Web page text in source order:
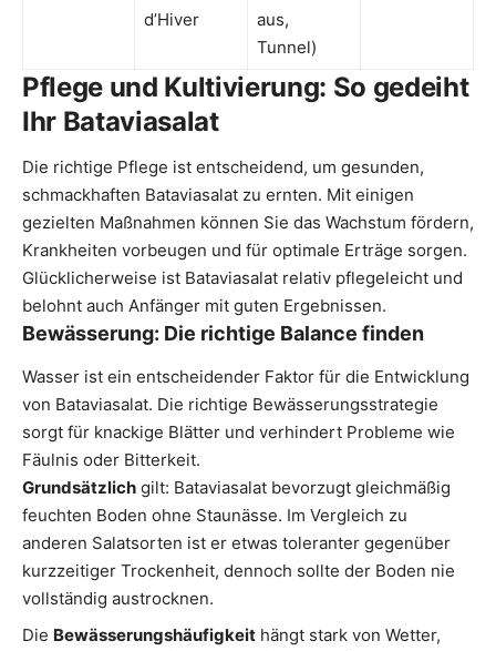
d’Hiver
aus,
Tunnel)
Pflege und Kultivierung: So gedeiht
Ihr Bataviasalat
Die richtige Pflege ist entscheidend, um gesunden,
schmackhaften Bataviasalat zu ernten. Mit einigen
gezielten Maßnahmen können Sie das Wachstum fördern,
Krankheiten vorbeugen und für optimale Erträge sorgen.
Glücklicherweise ist Bataviasalat relativ pflegeleicht und
belohnt auch Anfänger mit guten Ergebnissen.
Bewässerung: Die richtige Balance finden
Wasser ist ein entscheidender Faktor für die Entwicklung
von Bataviasalat. Die richtige Bewässerungsstrategie
sorgt für knackige Blätter und verhindert Probleme wie
Fäulnis oder Bitterkeit.
Grundsätzlich gilt: Bataviasalat bevorzugt gleichmäßig
feuchten Boden ohne Staunässe. Im Vergleich zu
anderen Salatsorten ist er etwas toleranter gegenüber
kurzzeitiger Trockenheit, dennoch sollte der Boden nie
vollständig austrocknen.
Die Bewässerungshäufigkeit hängt stark von Wetter,